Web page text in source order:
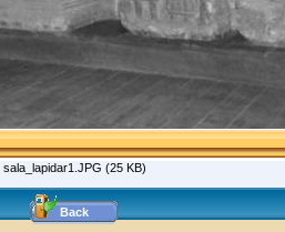
sala_lapidar1.JPG (25 KB)